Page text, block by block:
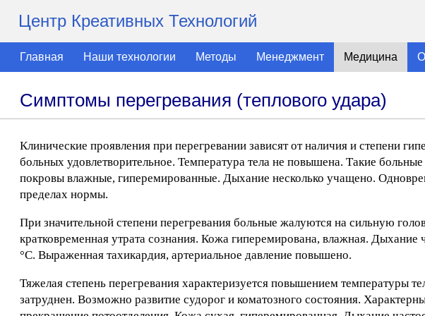
Центр Креативных Технологий
Главная Наши технологии Методы Менеджмент Медицина
Симптомы перегревания (теплового удара)
Клинические проявления при перегревании зависят от наличия и степени
больных удовлетворительное. Температура тела не повышена. Такие
покровы влажные, гиперемированные. Дыхание несколько учащено.
пределах нормы.
При значительной степени перегревания больные жалуются на сильную
кратковременная утрата сознания. Кожа гиперемирована, влажная. Дыхание
°С. Выраженная тахикардия, артериальное давление повышено.
Тяжелая степень перегревания характеризуется повышением температуры
затруднен. Возможно развитие судорог и коматозного состояния.